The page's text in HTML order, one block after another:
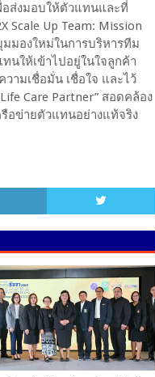
อส่งมอบให้ตัวแทนและที่
Up Team: Mission
มองใหม่ในการบริหารทีม
นให้เข้าไปอยู่ในใจลูกค้า
ามเชื่อมั่น เชื่อใจ และไว้
Care Partner” สอดคล้อง
อข่ายตัวแทนอย่างแท้จริง